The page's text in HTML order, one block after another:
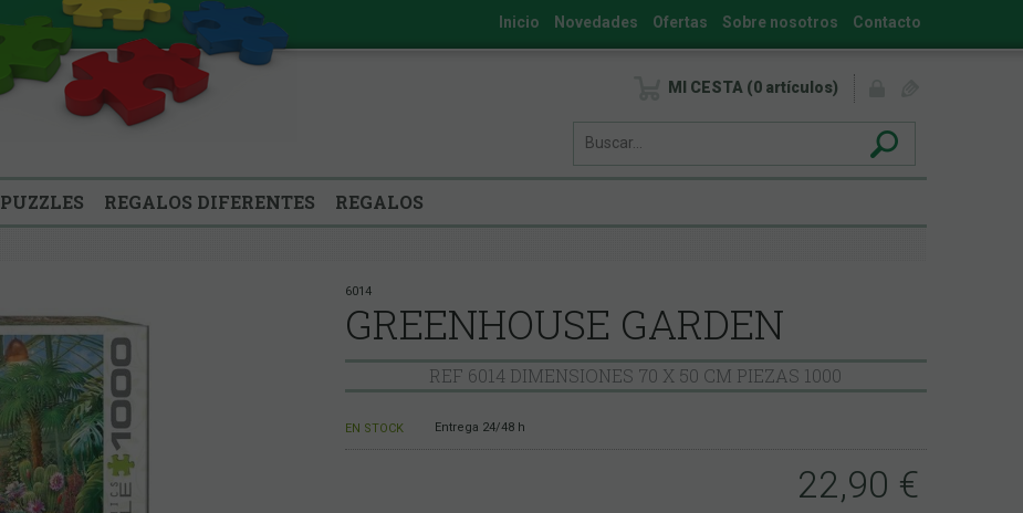
MI CESTA 0 artículos
Inicio Novedades Ofertas Sobre nosotros Contacto
PUZZLES REGALOS DIFERENTES REGALOS
6014
GREENHOUSE GARDEN
REF 6014 DIMENSIONES 70 X 50 CM PIEZAS 1000
EN STOCK Entrega 24/48 h
22,90 €